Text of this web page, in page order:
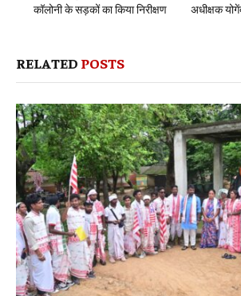
कॉलोनी के सड़कों का किया निरीक्षण
अधीक्षक
RELATED POSTS